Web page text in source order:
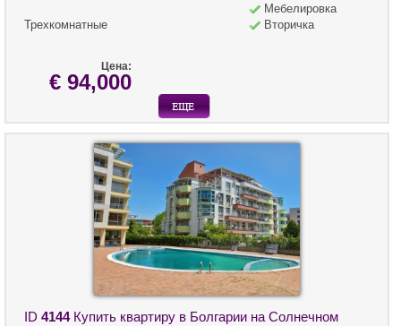
Трехкомнатные
Мебелировка
Вторичка
Цена:
€ 94,000
ID 4144Купить квартиру в Болгарии на Солнечном